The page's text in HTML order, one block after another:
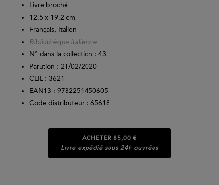
Livre broché
12.5 x 19.2 cm
Français, Italien
Bibliothèque italienne
N° dans la collection : 43
Parution : 21/02/2020
CLIL : 3621
EAN13 : 9782251450605
Code distributeur : 65618
ACHETER 85,00 €
Livre expédié sous 24h ouvrées